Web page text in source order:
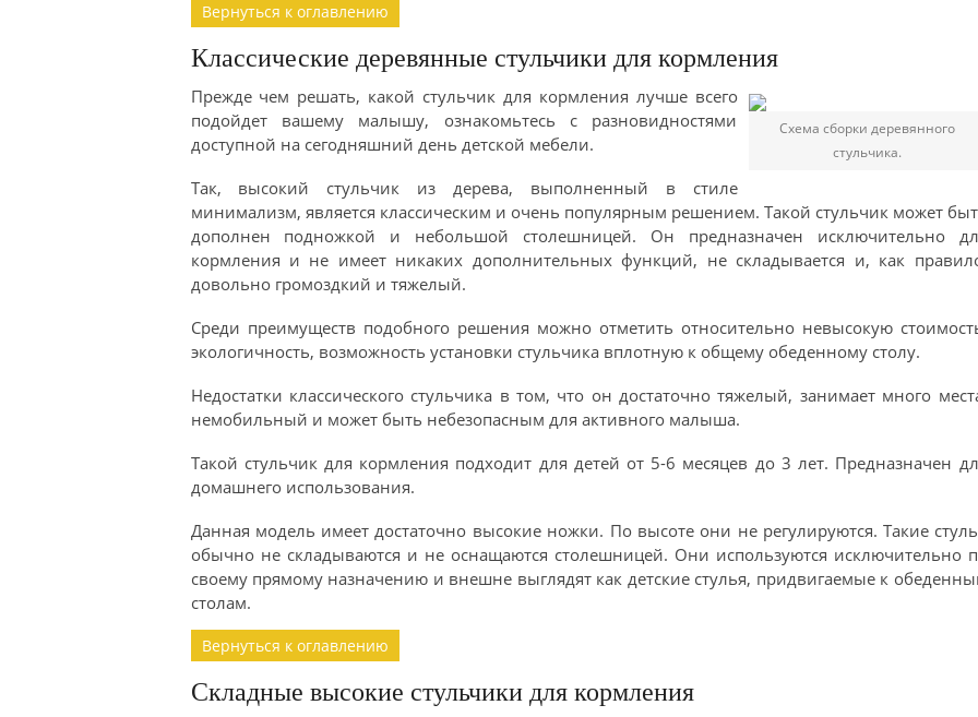
Вернуться к оглавлению
Классические деревянные стульчики для кормления
Схема сборки деревянного
стульчика.
Прежде чем решать, какой стульчик для кормления лучше всего
подойдет вашему малышу, ознакомьтесь с разновидностями
доступной на сегодняшний день детской мебели.
Так, высокий стульчик из дерева, выполненный в стиле
минимализм, является классическим и очень популярным решением. Такой стульчик может
дополнен подножкой и небольшой столешницей. Он предназначен исключительно
кормления и не имеет никаких дополнительных функций, не складывается и, как
довольно громоздкий и тяжелый.
Среди преимуществ подобного решения можно отметить относительно невысокую
экологичность, возможность установки стульчика вплотную к общему обеденному столу.
Недостатки классического стульчика в том, что он достаточно тяжелый, занимает много
немобильный и может быть небезопасным для активного малыша.
Такой стульчик для кормления подходит для детей от 5-6 месяцев до 3 лет. Предназначен
домашнего использования.
Данная модель имеет достаточно высокие ножки. По высоте они не регулируются. Такие
обычно не складываются и не оснащаются столешницей. Они используются исключительно
своему прямому назначению и внешне выглядят как детские стулья, придвигаемые к
столам.
Вернуться к оглавлению
Складные высокие стульчики для кормления